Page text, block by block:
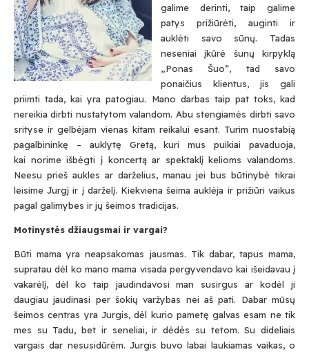
galime derinti, taip galime
patys prižiūrėti, auginti ir
auklėti savo sūnų. Tadas
neseniai įkūrė šunų kirpyklą
„Ponas Šuo”, tad savo
ponaičius klientus, jis gali
priimti tada, kai yra patogiau. Mano darbas taip pat toks, kad
nereikia dirbti nustatytom valandom. Abu stengiamės dirbti savo
srityse ir gelbėjam vienas kitam reikalui esant. Turim nuostabią
pagalbininkę – auklytę Gretą, kuri mus puikiai pavaduoja,
kai norime išbėgti į koncertą ar spektaklį kelioms valandoms.
Neesu prieš aukles ar darželius, manau jei bus būtinybė tikrai
leisime Jurgį ir į darželį. Kiekviena šeima auklėja ir prižiūri vaikus
pagal galimybes ir jų šeimos tradicijas.
Motinystės džiaugsmai ir vargai?
Būti mama yra neapsakomas jausmas. Tik dabar, tapus mama,
supratau dėl ko mano mama visada pergyvendavo kai išeidavau į
vakarėlį, dėl ko taip jaudindavosi man susirgus ar kodėl ji
daugiau jaudinasi per šokių varžybas nei aš pati. Dabar mūsų
šeimos centras yra Jurgis, dėl kurio pametę galvas esam ne tik
mes su Tadu, bet ir seneliai, ir dėdės su tetom. Su dideliais
vargais dar nesusidūrėm. Jurgis buvo labai laukiamas vaikas, o